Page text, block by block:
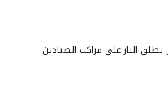
يطلق النار على مراكب الصيادين